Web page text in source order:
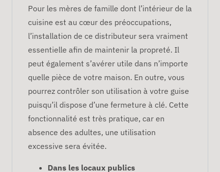
Pour les mères de famille dont l’intérieur de la
cuisine est au cœur des préoccupations,
l’installation de ce distributeur sera vraiment
essentielle afin de maintenir la propreté. Il
peut également s’avérer utile dans n’importe
quelle pièce de votre maison. En outre, vous
pourrez contrôler son utilisation à votre guise
puisqu’il dispose d’une fermeture à clé. Cette
fonctionnalité est très pratique, car en
absence des adultes, une utilisation
excessive sera évitée.
Dans les locaux publics